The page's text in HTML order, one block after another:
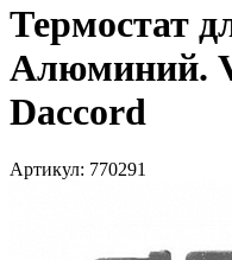
Термостат
Алюминий.
Daccord
Артикул: 770291